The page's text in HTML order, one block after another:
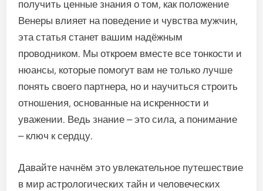
получить ценные знания о том, как положение
Венеры влияет на поведение и чувства мужчин,
эта статья станет вашим надёжным
проводником. Мы откроем вместе все тонкости и
нюансы, которые помогут вам не только лучше
понять своего партнера, но и научиться строить
отношения, основанные на искренности и
уважении. Ведь знание – это сила, а понимание
– ключ к сердцу.
Давайте начнём это увлекательное путешествие
в мир астрологических тайн и человеческих